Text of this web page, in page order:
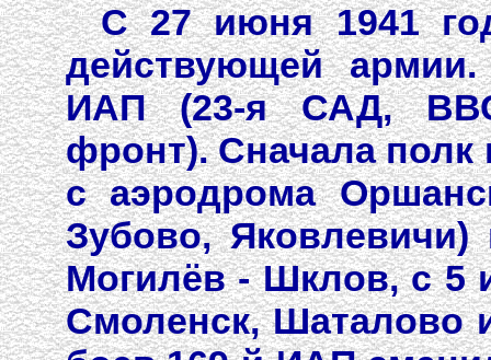
С 27 июня 1941
действующей
ИАП (23-я САД,
фронт). Сначала полк
с аэродрома
Зубово,
Могилёв - Шклов, с 5
Смоленск, Шаталово